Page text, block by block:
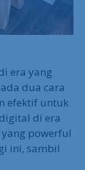
era yang
dua cara
efektif untuk
di era
powerful
ini, sambil